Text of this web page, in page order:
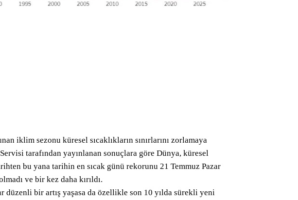
iklim sezonu küresel sıcaklıkların sınırlarını zorlamaya
tarafından yayınlanan sonuçlara göre Dünya, küresel
bu yana tarihin en sıcak günü rekorunu 21 Temmuz Pazar
ve bir kez daha kırıldı.
düzenli bir artış yaşasa da özellikle son 10 yılda sürekli yeni